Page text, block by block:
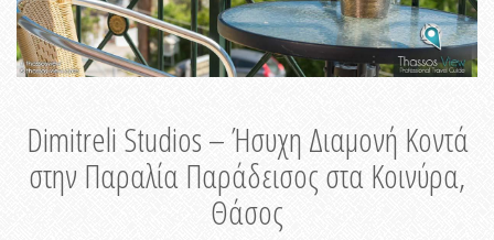
Dimitreli Studios – Ήσυχη Διαμονή Κοντά
στην Παραλία Παράδεισος στα Κοινύρα,
Θάσος